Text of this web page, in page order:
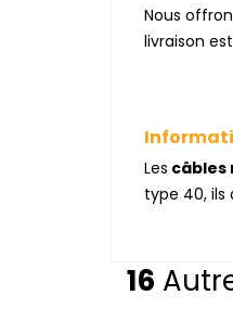
Nous
livraison
Les câbles
type 40,
16